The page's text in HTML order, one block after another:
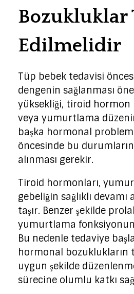
Bozukluklar
Edilmelidir
Tüp bebek tedavisi
dengenin sağlanması
yüksekliği, tiroid hormon
veya yumurtlama
başka hormonal
öncesinde bu
alınması gerekir.
Tiroid hormonları,
gebeliğin sağlıklı devamı
taşır. Benzer şekilde
yumurtlama
Bu nedenle tedaviye
hormonal bozuklukların
uygun şekilde
sürecine olumlu katkı